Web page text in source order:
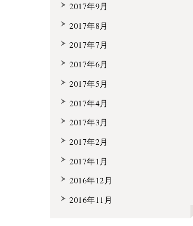
2017年9月
2017年8月
2017年7月
2017年6月
2017年5月
2017年4月
2017年3月
2017年2月
2017年1月
2016年12月
2016年11月